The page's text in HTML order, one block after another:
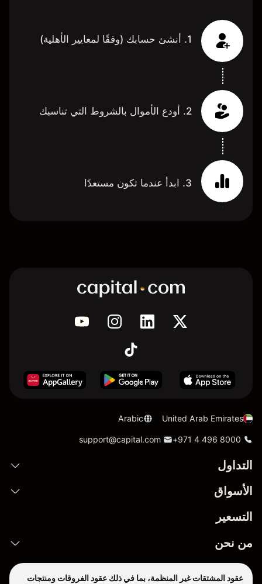
1. أنشئ حسابك (وفقًا لمعايير الأهلية)
2. أودع الأموال بالشروط التي تناسبك
3. ابدأ عندما تكون مستعدًا
United Arab Emirates
Arabic
+971 4 496 8000
support@capital.com
التداول
الأسواق
التسعير
من نحن
عقود المشتقات غير المنظمة، بما في ذلك عقود الفروقات ومنتجات